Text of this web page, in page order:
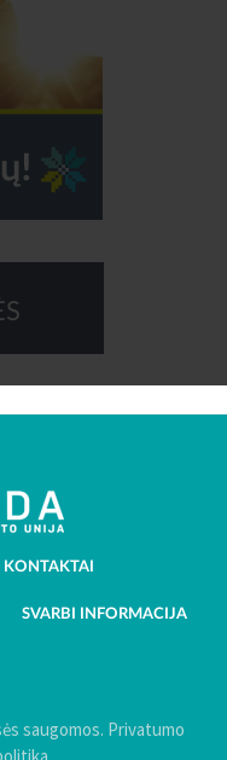
SVARBI INFORMACIJA
saugomos. Privatumo